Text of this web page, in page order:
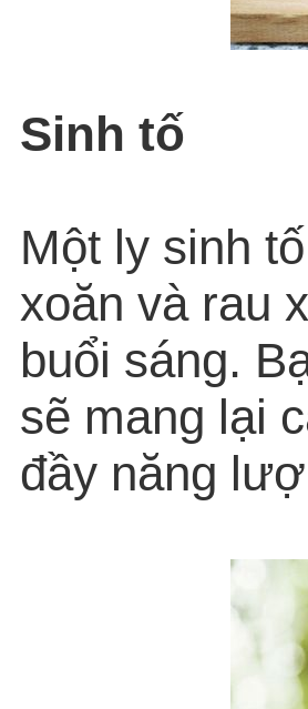
Sinh tố
Một ly sinh
xoăn và rau
buổi sáng.
sẽ mang lại
đầy năng